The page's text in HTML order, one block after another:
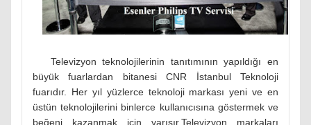
Televizyon teknolojilerinin tanıtımının yapıldığı en
büyük fuarlardan bitanesi CNR İstanbul Teknoloji
fuarıdır. Her yıl yüzlerce teknoloji markası yeni ve en
üstün teknolojilerini binlerce kullanıcısına göstermek ve
beğeni kazanmak için yarışır.Televizyon markaları